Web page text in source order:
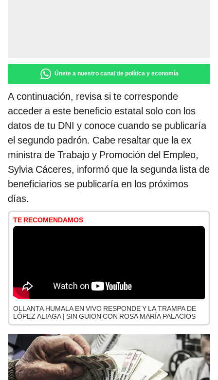
Únete a nuestro canal de política y economía
A continuación, revisa si te corresponde
acceder a este beneficio estatal solo con los
datos de tu DNI y conoce cuando se publicaría
el segundo padrón. Cabe resaltar que la ex
ministra de Trabajo y Promoción del Empleo,
Sylvia Cáceres, informó que la segunda lista de
beneficiarios se publicaría en los próximos
días.
TE RECOMENDAMOS
OLLANTA HUMALA EN VIVO RESPONDE Y LA TRAMPA DE
LÓPEZ ALIAGA | SIN GUION CON ROSA MARÍA PALACIOS